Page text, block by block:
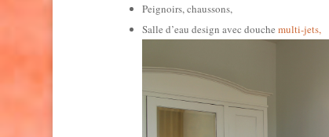
Peignoirs, chaussons,
Salle d’eau design avec douchemulti-jets,